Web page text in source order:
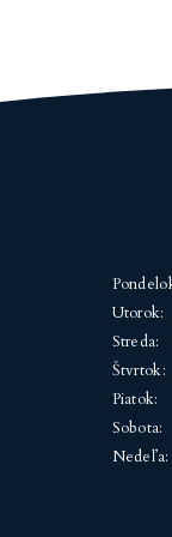
Utorok:
Streda:
Štvrtok:
Piatok:
Sobota:
Nedeľa: